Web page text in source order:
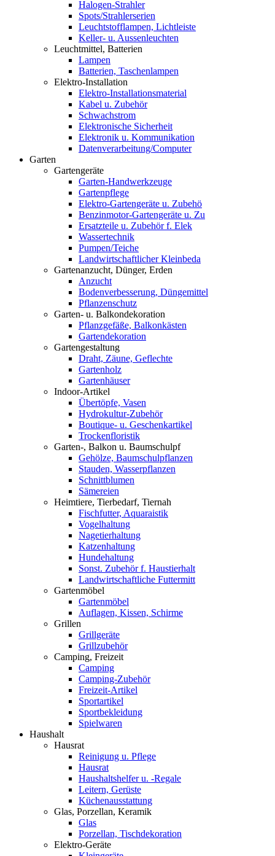
Halogen-Strahler
Spots/Strahlerserien
Leuchtstofflampen, Lichtleiste
Keller- u. Aussenleuchten
Leuchtmittel, Batterien
Lampen
Batterien, Taschenlampen
Elektro-Installation
Elektro-Installationsmaterial
Kabel u. Zubehör
Schwachstrom
Elektronische Sicherheit
Elektronik u. Kommunikation
Datenverarbeitung/Computer
Garten
Gartengeräte
Garten-Handwerkzeuge
Gartenpflege
Elektro-Gartengeräte u. Zubehö
Benzinmotor-Gartengeräte u. Zu
Ersatzteile u. Zubehör f. Elek
Wassertechnik
Pumpen/Teiche
Landwirtschaftlicher Kleinbeda
Gartenanzucht, Dünger, Erden
Anzucht
Bodenverbesserung, Düngemittel
Pflanzenschutz
Garten- u. Balkondekoration
Pflanzgefäße, Balkonkästen
Gartendekoration
Gartengestaltung
Draht, Zäune, Geflechte
Gartenholz
Gartenhäuser
Indoor-Artikel
Übertöpfe, Vasen
Hydrokultur-Zubehör
Boutique- u. Geschenkartikel
Trockenfloristik
Garten-, Balkon u. Baumschulpf
Gehölze, Baumschulpflanzen
Stauden, Wasserpflanzen
Schnittblumen
Sämereien
Heimtiere, Tierbedarf, Tiernah
Fischfutter, Aquaraistik
Vogelhaltung
Nagetierhaltung
Katzenhaltung
Hundehaltung
Sonst. Zubehör f. Haustierhalt
Landwirtschaftliche Futtermitt
Gartenmöbel
Gartenmöbel
Auflagen, Kissen, Schirme
Grillen
Grillgeräte
Grillzubehör
Camping, Freizeit
Camping
Camping-Zubehör
Freizeit-Artikel
Sportartikel
Sportbekleidung
Spielwaren
Haushalt
Hausrat
Reinigung u. Pflege
Hausrat
Haushaltshelfer u. -Regale
Leitern, Gerüste
Küchenausstattung
Glas, Porzellan, Keramik
Glas
Porzellan, Tischdekoration
Elektro-Geräte